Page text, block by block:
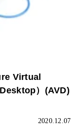
Virtual
）‎(AVD)
2020.12.07